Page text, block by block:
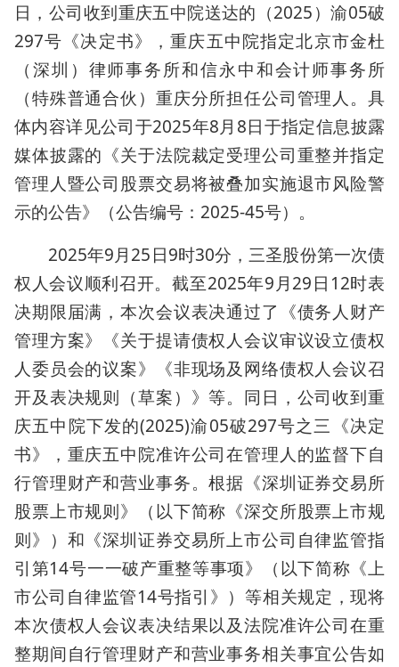
日，公司收到重庆五中院送达的（2025）渝05破
297号《决定书》，重庆五中院指定北京市金杜
（深圳）律师事务所和信永中和会计师事务所
（特殊普通合伙）重庆分所担任公司管理人。具
体内容详见公司于2025年8月8日于指定信息披露
媒体披露的《关于法院裁定受理公司重整并指定
管理人暨公司股票交易将被叠加实施退市风险警
示的公告》（公告编号：2025-45号）。
2025年9月25日9时30分，三圣股份第一次债
权人会议顺利召开。截至2025年9月29日12时表
决期限届满，本次会议表决通过了《债务人财产
管理方案》《关于提请债权人会议审议设立债权
人委员会的议案》《非现场及网络债权人会议召
开及表决规则（草案）》等。同日，公司收到重
庆五中院下发的(2025)渝05破297号之三《决定
书》，重庆五中院准许公司在管理人的监督下自
行管理财产和营业事务。根据《深圳证券交易所
股票上市规则》（以下简称《深交所股票上市规
则》）和《深圳证券交易所上市公司自律监管指
引第14号一一破产重整等事项》（以下简称《上
市公司自律监管14号指引》）等相关规定，现将
本次债权人会议表决结果以及法院准许公司在重
整期间自行管理财产和营业事务相关事宜公告如